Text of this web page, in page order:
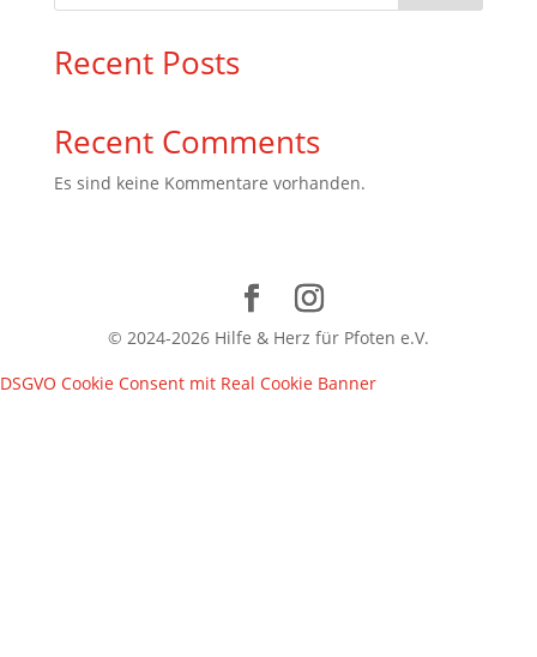
Recent Posts
Recent Comments
Es sind keine Kommentare vorhanden.
© 2024-2026 Hilfe & Herz für Pfoten e.V.
DSGVO Cookie Consent mit Real Cookie Banner